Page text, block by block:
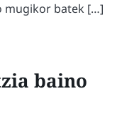
mugikor batek […]
baino